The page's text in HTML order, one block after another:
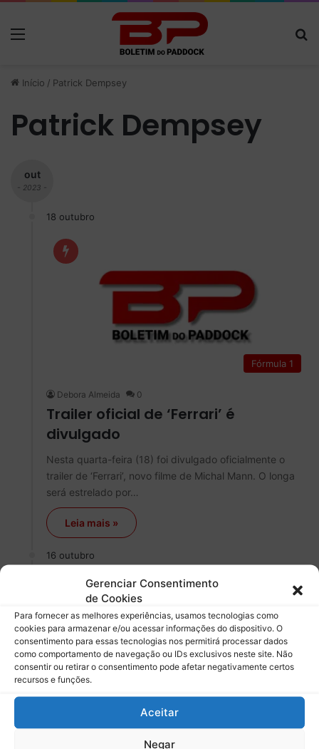
Gerenciar Consentimento
de Cookies
Para fornecer as melhores experiências, usamos tecnologias como
cookies para armazenar e/ou acessar informações do dispositivo. O
consentimento para essas tecnologias nos permitirá processar dados
como comportamento de navegação ou IDs exclusivos neste site. Não
consentir ou retirar o consentimento pode afetar negativamente certos
recursos e funções.
Aceitar
Negar
Início / Patrick Dempsey
Patrick Dempsey
out
- 2023 -
18 outubro
Fórmula 1
Debora Almeida 0
Trailer oficial de ‘Ferrari’ é
divulgado
Nesta quarta-feira (18) foi divulgado oficialmente o
trailer de ‘Ferrari’, novo filme de Michal Mann. O longa
será estrelado por…
Leia mais »
16 outubro
Debora Almeida 0